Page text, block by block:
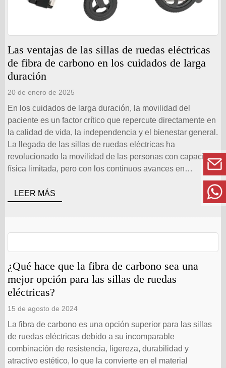
Las ventajas de las sillas de ruedas eléctricas
de fibra de carbono en los cuidados de larga
duración
20 de enero de 2025
En los cuidados de larga duración, la movilidad del
paciente es un factor crítico que repercute directamente en
la calidad de vida, la independencia y el bienestar general.
La llegada de las sillas de ruedas eléctricas ha
revolucionado la movilidad de las personas con capacidad
física limitada, pero con los continuos avances en
materiales y tecnología, las sillas de ruedas eléctricas de
fibra de carbono han surgido como el siguiente paso
evolutivo. Estos dispositivos de nueva generación [...]
LEER MÁS
¿Qué hace que la fibra de carbono sea una
mejor opción para las sillas de ruedas
eléctricas?
15 de agosto de 2024
La fibra de carbono es una opción superior para las sillas
de ruedas eléctricas debido a su incomparable
combinación de resistencia, ligereza, durabilidad y
atractivo estético, lo que la convierte en el material